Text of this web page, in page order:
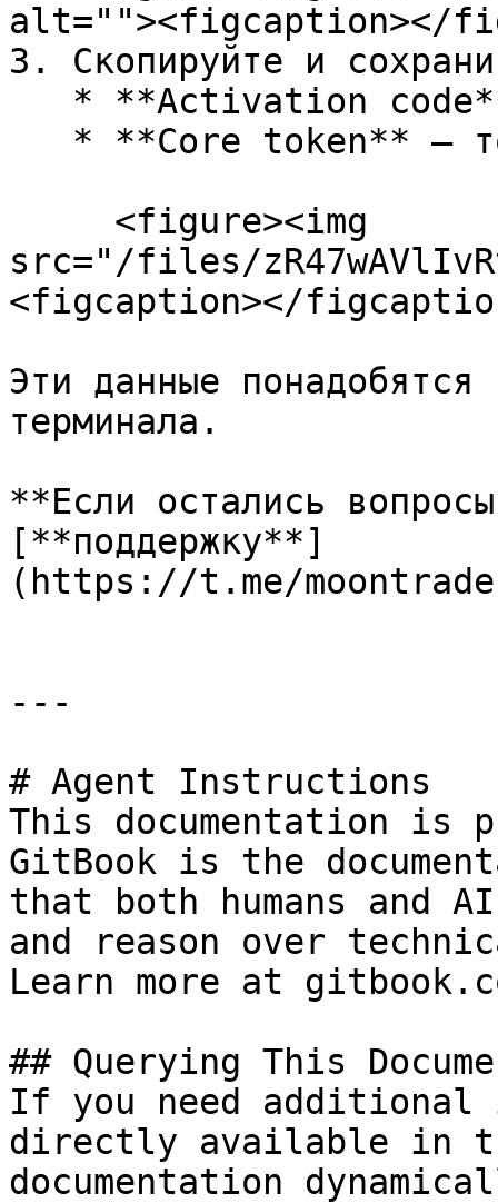
alt=""><figcaption></
3. Скопируйте и
src="/files/
<figcaption></
Эти данные
терминала.
**Если остались
[**поддержку**]
(https://t.me/
---
# Agent Instructions
This documentation is
GitBook is the
that both humans and
and reason over
Learn more at
## Querying This
If you need
directly available in
documentation